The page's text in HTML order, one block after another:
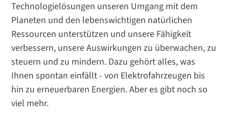
Technologielösungen unseren Umgang mit dem
Planeten und den lebenswichtigen natürlichen
Ressourcen unterstützen und unsere Fähigkeit
verbessern, unsere Auswirkungen zu überwachen, zu
steuern und zu mindern. Dazu gehört alles, was
Ihnen spontan einfällt - von Elektrofahrzeugen bis
hin zu erneuerbaren Energien. Aber es gibt noch so
viel mehr.